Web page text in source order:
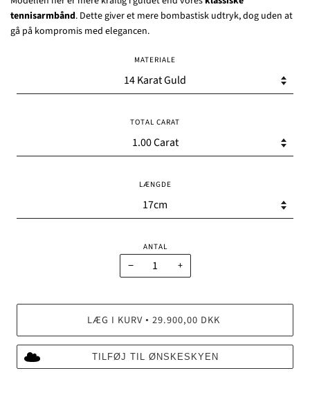
tennisarmbånd. Dette giver et mere bombastisk udtryk, dog uden at
gå på kompromis med elegancen.
MATERIALE
TOTAL CARAT
LÆNGDE
ANTAL
− +
LÆG I KURV • 29.900,00 DKK
TILFØJ TIL ØNSKESKYEN